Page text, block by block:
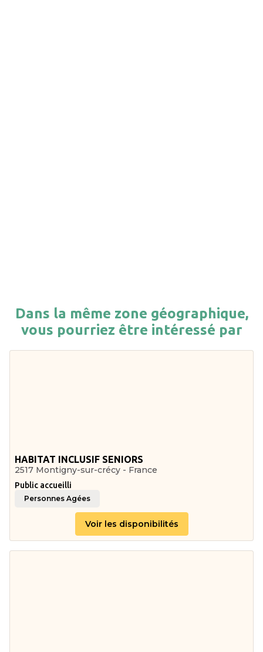
Dans la même zone géographique,
vous pourriez être intéressé par
HABITAT INCLUSIF SENIORS
2517 Montigny-sur-crécy - France
Public accueilli
Personnes Agées
Voir les disponibilités